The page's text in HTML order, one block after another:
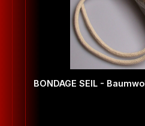
BONDAGE SEIL -